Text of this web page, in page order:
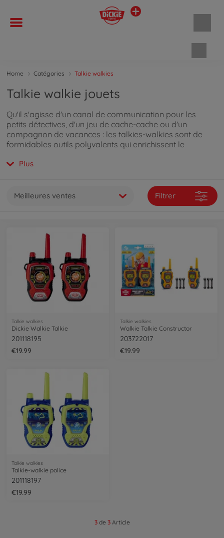
Home Catégories Talkie walkies
Talkie walkie jouets
Qu'il s'agisse d'un canal de communication pour les
petits détectives, d'un jeu de cache-cache ou d'un
compagnon de vacances : les talkies-walkies sont de
formidables outils polyvalents qui enrichissent le
informations importantes sur ces radios portables
Plus
Meilleures ventes Filtrer
Talkie walkies
Dickie Walkie Talkie
201118195
€19.99
Talkie walkies
Walkie Talkie Constructor
203722017
€19.99
Talkie walkies
Talkie-walkie police
201118197
€19.99
3de 3Article